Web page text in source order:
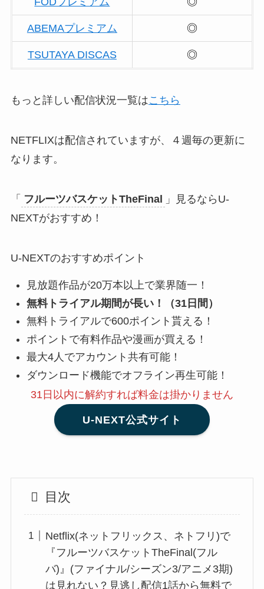
ABEMAプレミアム ◎
TSUTAYA DISCAS ◎
もっと詳しい配信状況一覧はこちら
NETFLIXは配信されていますが、４週毎の更新に
なります。
「 フルーツバスケットTheFinal 」見るならU-
NEXTがおすすめ！
U-NEXTのおすすめポイント
見放題作品が20万本以上で業界随一！
無料トライアル期間が長い！（31日間）
無料トライアルで600ポイント貰える！
ポイントで有料作品や漫画が買える！
最大4人でアカウント共有可能！
ダウンロード機能でオフライン再生可能！
31日以内に解約すれば料金は掛かりません
U-NEXT公式サイト
目次
Netflix(ネットフリックス、ネトフリ)で
『フルーツバスケットTheFinal(フル
バ)』(ファイナル/シーズン3/アニメ3期)
は見れない？見逃し配信1話から無料で